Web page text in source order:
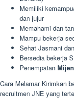
Memiliki
dan jujur
Memahami dan
Mampu bekerja
Sehat Jasmani
Bersedia bekerja
Penempatan
Cara Melamar Kirimkan
recruitmen JNE yang